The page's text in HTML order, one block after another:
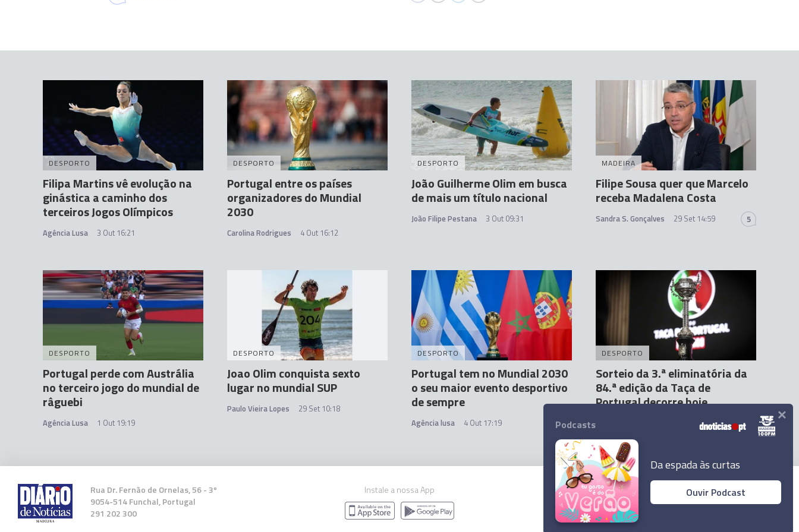
DESPORTO
Filipa Martins vê evolução na
ginástica a caminho dos
terceiros Jogos Olímpicos
Agência Lusa 3 Out 16:21
DESPORTO
Portugal entre os países
organizadores do Mundial
2030
Carolina Rodrigues 4 Out 16:12
DESPORTO
João Guilherme Olim em busca
de mais um título nacional
João Filipe Pestana 3 Out 09:31
MADEIRA
Filipe Sousa quer que Marcelo
receba Madalena Costa
Sandra S. Gonçalves 29 Set 14:59 5
DESPORTO
Portugal perde com Austrália
no terceiro jogo do mundial de
râguebi
Agência Lusa 1 Out 19:19
DESPORTO
Joao Olim conquista sexto
lugar no mundial SUP
Paulo Vieira Lopes 29 Set 10:18
DESPORTO
Portugal tem no Mundial 2030
o seu maior evento desportivo
de sempre
Agência lusa 4 Out 17:19
DESPORTO
Sorteio da 3.ª eliminatória da
84.ª edição da Taça de
Portugal decorre hoje
Rua Dr. Fernão de Ornelas, 56 - 3º
9054-514 Funchal, Portugal
291 202 300
Instale a nossa App
© 2023 Empresa Diário de Notícias, Lda.
Podcasts
Da espada às curtas
Ouvir Podcast
×